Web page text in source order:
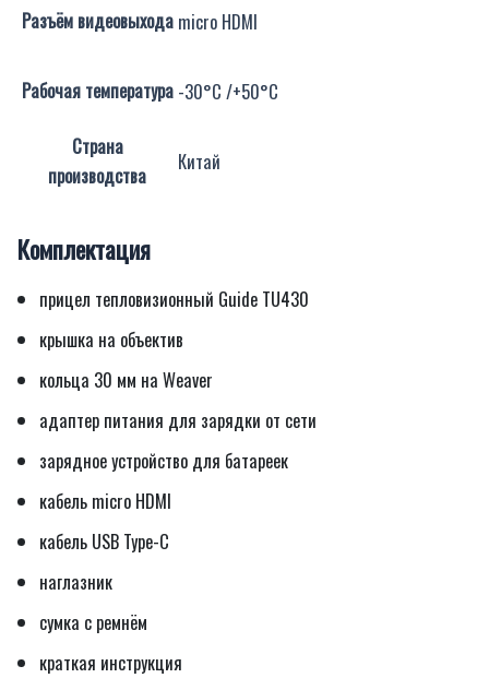
Разъём видеовыхода micro HDMI
Рабочая температура -30°C /+50°C
Страна
производства
Китай
Комплектация
прицел тепловизионный Guide TU430
крышка на объектив
кольца 30 мм на Weaver
адаптер питания для зарядки от сети
зарядное устройство для батареек
кабель micro HDMI
кабель USB Type-C
наглазник
сумка с ремнём
краткая инструкция